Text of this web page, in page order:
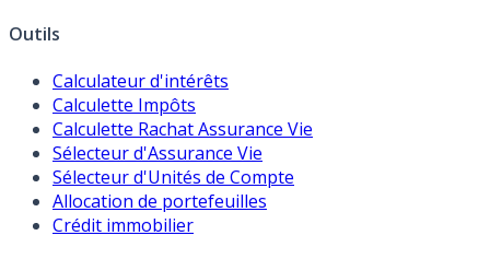
Outils
Calculateur d'intérêts
Calculette Impôts
Calculette Rachat Assurance Vie
Sélecteur d'Assurance Vie
Sélecteur d'Unités de Compte
Allocation de portefeuilles
Crédit immobilier